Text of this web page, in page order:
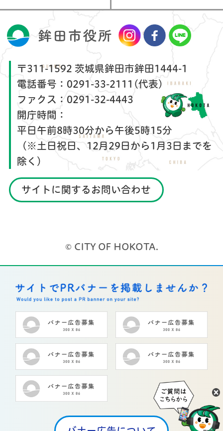
〒311-1592 茨城県鉾田市鉾田1444-1
電話番号： 0291-33-2111(代表)
ファクス： 0291-32-4443
開庁時間：
平日午前8時30分から午後5時15分
（※土日祝日、12月29日から1月3日までを
除く）
サイトに関するお問い合わせ
© CITY OF HOKOTA.